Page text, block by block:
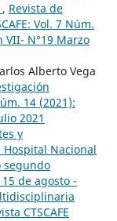
, Revista de
Vol. 7 Núm.
VII- N°19 Marzo
Alberto Vega
14 (2021):
2021
y
Nacional
segundo
de agosto -
CTSCAFE